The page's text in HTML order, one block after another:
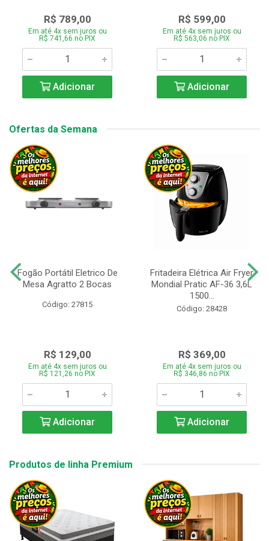
R$ 789,00
Em até 4x sem juros ou
R$ 741,66 no PIX
Adicionar
R$ 599,00
Em até 4x sem juros ou
R$ 563,06 no PIX
Adicionar
Ofertas da Semana
Fogão Portátil Eletrico De
Mesa Agratto 2 Bocas
Código: 27815
R$ 129,00
Em até 4x sem juros ou
R$ 121,26 no PIX
Adicionar
Fritadeira Elétrica Air Fryer
Mondial Pratic AF-36 3,6L
1500...
Código: 28428
R$ 369,00
Em até 4x sem juros ou
R$ 346,86 no PIX
Adicionar
Produtos de linha Premium